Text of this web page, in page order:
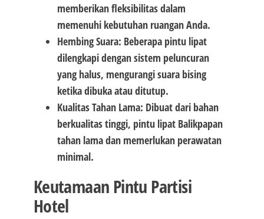
memberikan fleksibilitas dalam
memenuhi kebutuhan ruangan Anda.
Hembing Suara: Beberapa pintu lipat
dilengkapi dengan sistem peluncuran
yang halus, mengurangi suara bising
ketika dibuka atau ditutup.
Kualitas Tahan Lama: Dibuat dari bahan
berkualitas tinggi, pintu lipat Balikpapan
tahan lama dan memerlukan perawatan
minimal.
Keutamaan Pintu Partisi
Hotel